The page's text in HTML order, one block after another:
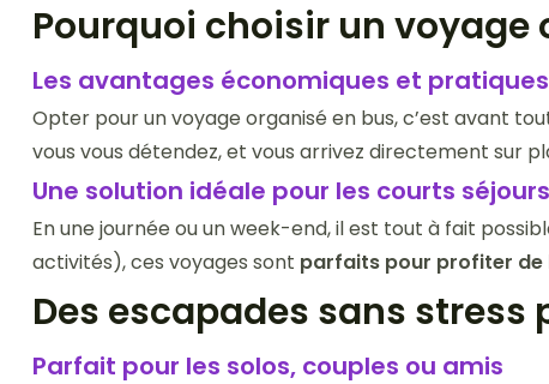
Pourquoi choisir un voyage
Les avantages économiques et pratiques
Opter pour un voyage organisé en bus, c’est avant
vous vous détendez, et vous arrivez directement sur
Une solution idéale pour les courts séjours
En une journée ou un week-end, il est tout à fait
activités), ces voyages sont parfaits pour profiter de
Des escapades sans stress
Parfait pour les solos, couples ou amis